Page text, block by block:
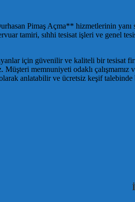
Pimaş Açma** hizmetlerinin yanı
tamiri, sıhhi tesisat işleri ve genel
için güvenilir ve kaliteli bir tesisat
Müşteri memnuniyeti odaklı
anlatabilir ve ücretsiz keşif